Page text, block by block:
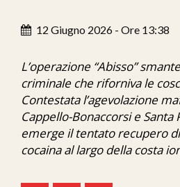
Sanità
Economia
Ita-Mondo
C7 Play
12 Giugno 2026 - Ore 13:38
L’operazione “Abisso”
criminale che riforniva le
Contestata l’agevolazione
Cappello-Bonaccorsi e Santa
emerge il tentato recupero
cocaina al largo della costa